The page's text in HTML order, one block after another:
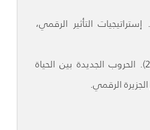
دالاتي. (2024). إستراتيجيات التأثير الرقمي،
الآس. (2024). الحروب الجديدة بين الحياة
الرقمي.